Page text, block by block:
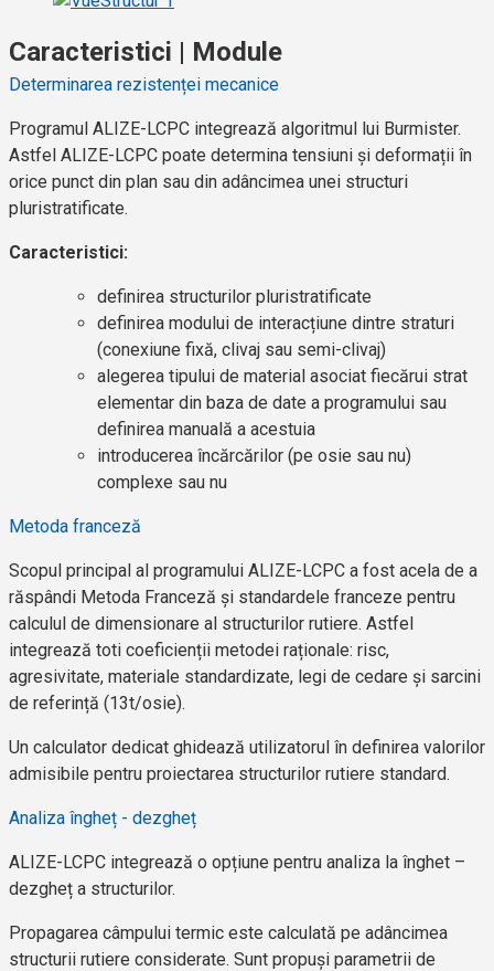
Caracteristici | Module
Determinarea rezistenței mecanice
Programul ALIZE-LCPC integrează algoritmul lui Burmister.
Astfel ALIZE-LCPC poate determina tensiuni și deformații în
orice punct din plan sau din adâncimea unei structuri
pluristratificate.
Caracteristici:
definirea structurilor pluristratificate
definirea modului de interacțiune dintre straturi
(conexiune fixă, clivaj sau semi-clivaj)
alegerea tipului de material asociat fiecărui strat
elementar din baza de date a programului sau
definirea manuală a acestuia
introducerea încărcărilor (pe osie sau nu)
complexe sau nu
Metoda franceză
Scopul principal al programului ALIZE-LCPC a fost acela de a
răspândi Metoda Franceză și standardele franceze pentru
calculul de dimensionare al structurilor rutiere. Astfel
integrează toti coeficienții metodei raționale: risc,
agresivitate, materiale standardizate, legi de cedare și sarcini
de referință (13t/osie).
Un calculator dedicat ghidează utilizatorul în definirea valorilor
admisibile pentru proiectarea structurilor rutiere standard.
Analiza îngheț - dezgheț
ALIZE-LCPC integrează o opțiune pentru analiza la înghet –
dezgheț a structurilor.
Propagarea câmpului termic este calculată pe adâncimea
structurii rutiere considerate. Sunt propuși parametrii de